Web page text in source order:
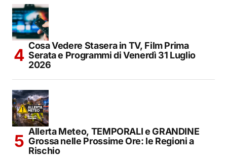
Cosa Vedere Stasera in TV, Film Prima
Serata e Programmi di Venerdì 31 Luglio
2026
Allerta Meteo, TEMPORALI e GRANDINE
Grossa nelle Prossime Ore: le Regioni a
Rischio